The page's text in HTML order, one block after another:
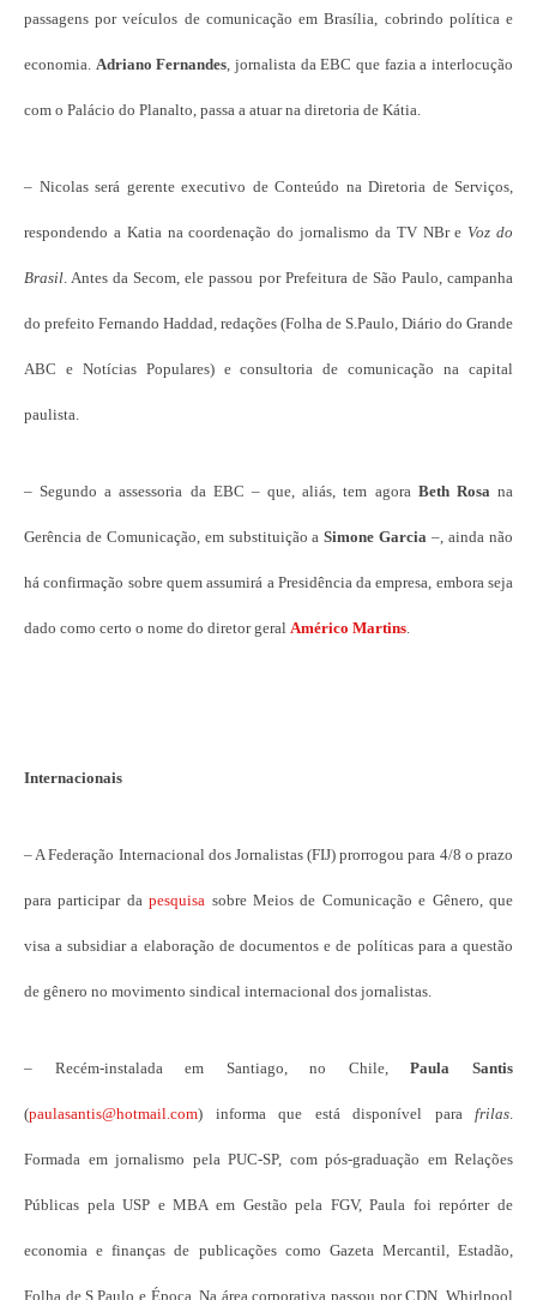
passagens por veículos de comunicação em Brasília, cobrindo política e
economia. Adriano Fernandes , jornalista da EBC que fazia a interlocução
com o Palácio do Planalto, passa a atuar na diretoria de Kátia.
– Nicolas será gerente executivo de Conteúdo na Diretoria de Serviços,
respondendo a Katia na coordenação do jornalismo da TV NBr e Voz do
Brasil . Antes da Secom, ele passou por Prefeitura de São Paulo, campanha
do prefeito Fernando Haddad, redações (Folha de S.Paulo, Diário do Grande
ABC e Notícias Populares) e consultoria de comunicação na capital
paulista.
– Segundo a assessoria da EBC – que, aliás, tem agora Beth Rosa na
Gerência de Comunicação, em substituição aSimone Garcia–, ainda não
há confirmação sobre quem assumirá a Presidência da empresa, embora seja
dado como certo o nome do diretor geral Américo Martins
Internacionais
– A Federação Internacional dos Jornalistas (FIJ) prorrogou para 4/8 o prazo
para participar dapesquisa sobre Meios de Comunicação e Gênero, que
visa a subsidiar a elaboração de documentos e de políticas para a questão
de gênero no movimento sindical internacional dos jornalistas.
– Recém-instalada em Santiago, no Chile,Paula Santis
(paulasantis@hotmail.com) informa que está disponível para frilas
Formada em jornalismo pela PUC-SP, com pós-graduação em Relações
Públicas pela USP e MBA em Gestão pela FGV, Paula foi repórter de
economia e finanças de publicações como Gazeta Mercantil, Estadão,
Folha de S.Paulo e Época. Na área corporativa passou por CDN, Whirlpool